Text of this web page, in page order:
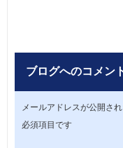
ブログへのコメン
メールアドレスが公開さ
必須項目です